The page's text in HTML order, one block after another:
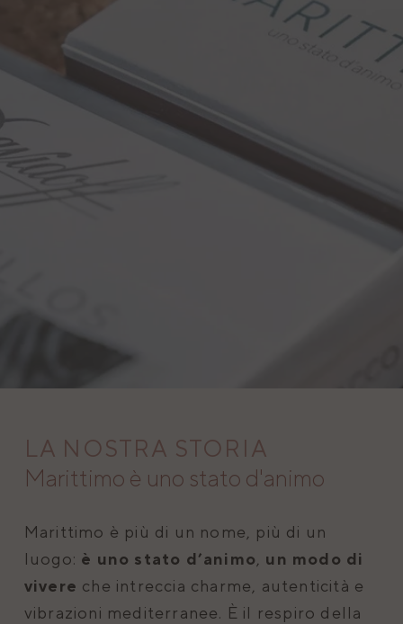
LA NOSTRA STORIA
Marittimo è uno stato d'animo
Marittimo è più di un nome, più di un
luogo: è uno stato d’animo, un modo di
vivere che intreccia charme, autenticità e
vibrazioni mediterranee. È il respiro della